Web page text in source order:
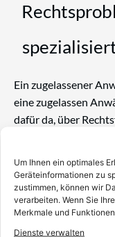
Um Ihnen ein optimales
Geräteinformationen zu
zustimmen, können wir
verarbeiten. Wenn Sie
Merkmale und
Dienste verwalten
Ein zugelassener
eine zugelassen
dafür da, über
Gericht zu vertreten.
seine Aufgabe,
Dienstleistungen im
der Rechtsberatung